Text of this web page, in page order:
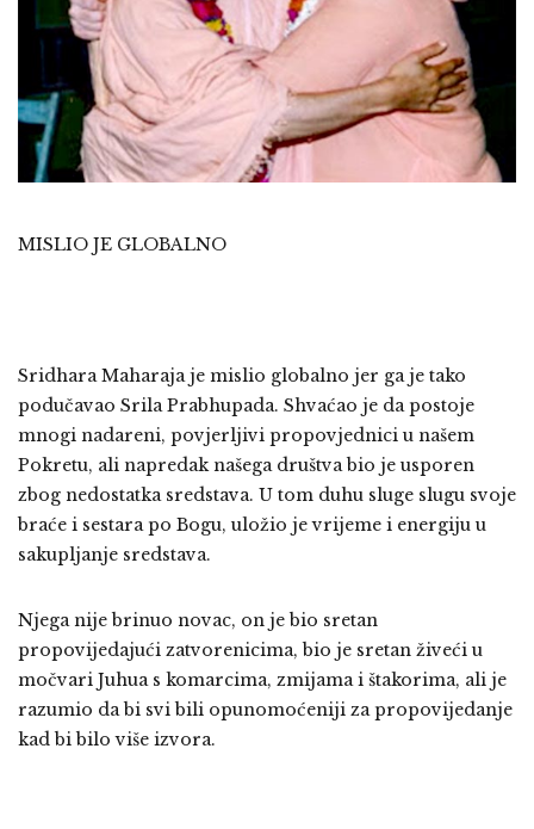
MISLIO JE GLOBALNO
Sridhara Maharaja je mislio globalno jer ga je tako
podučavao Srila Prabhupada. Shvaćao je da postoje
mnogi nadareni, povjerljivi propovjednici u našem
Pokretu, ali napredak našega društva bio je usporen
zbog nedostatka sredstava. U tom duhu sluge slugu svoje
braće i sestara po Bogu, uložio je vrijeme i energiju u
sakupljanje sredstava.
Njega nije brinuo novac, on je bio sretan
propovijedajući zatvorenicima, bio je sretan živeći u
močvari Juhua s komarcima, zmijama i štakorima, ali je
razumio da bi svi bili opunomoćeniji za propovijedanje
kad bi bilo više izvora.